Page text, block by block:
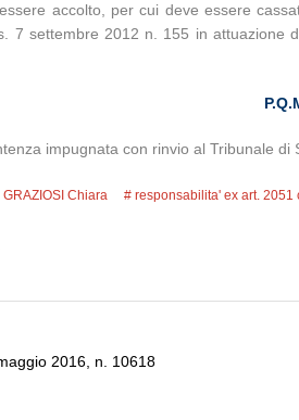
accolto, per cui deve essere
7 settembre 2012 n. 155 in
impugnata con rinvio al Tribunale
GRAZIOSI Chiara responsabilita' ex art. 2051
2016, n. 10618